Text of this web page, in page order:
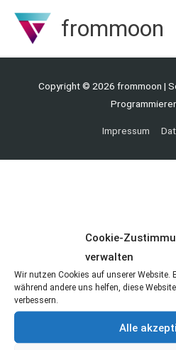
Cookie-
verwalten
Wir nutzen Cookies auf unserer Website.
während andere uns helfen, diese
verbessern.
Alle
Inhalt
springen
frommoon
Copyright © 2026 frommoon |
Impressum